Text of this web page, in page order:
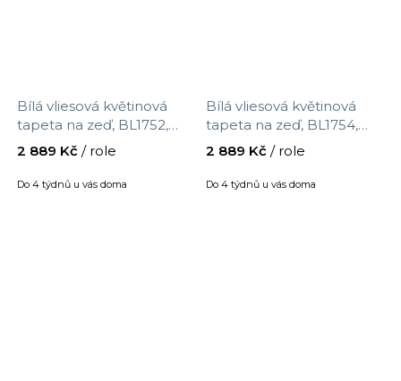
Bílá vliesová květinová
tapeta na zeď, BL1752,
Blooms Second Edition
Resource Library, York,
velikost 0,685 x 8,2 m
Do 4 týdnů u vás doma
2 889 Kč / role
Bílá vliesová květinová
tapeta na zeď, BL1754,
Blooms Second Edition
Resource Library, York,
velikost 0,685 x 8,2 m
Do 4 týdnů u vás doma
2 889 Kč / role